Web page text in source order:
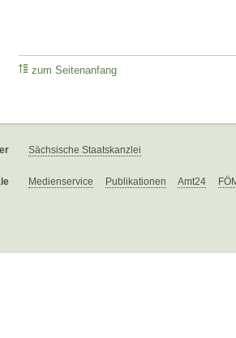
zum Seitenanfang
Sächsische Staatskanzlei
Medienservice Publikationen Amt24